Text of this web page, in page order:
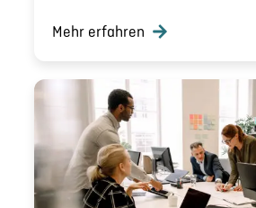
Mehr erfahren